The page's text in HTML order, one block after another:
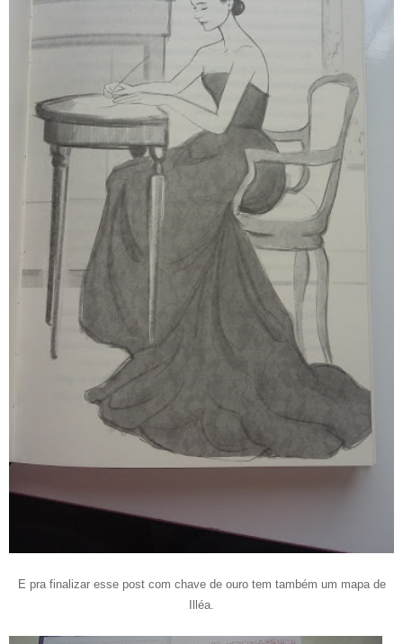
E pra finalizar esse post com chave de ouro tem também um mapa de
Illéa.